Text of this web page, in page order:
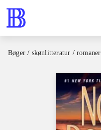
Bøger / skønlitteratur / romaner